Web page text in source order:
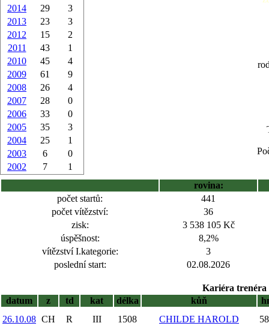
2014
29
3
2013
23
3
2012
15
2
2011
43
1
2010
45
4
2009
61
9
2008
26
4
2007
28
0
2006
33
0
2005
35
3
2004
25
1
2003
6
0
2002
7 1
rovina:
počet startů:
441
počet vítězství:
36
zisk:
3 538 105 Kč
úspěšnost:
8,2%
vítězství I.kategorie:
3
poslední start:
02.08.2026
Kariéra trenéra
datum
z td kat délka kůň
26.10.08 CH R III 1508 CHILDE HAROLD